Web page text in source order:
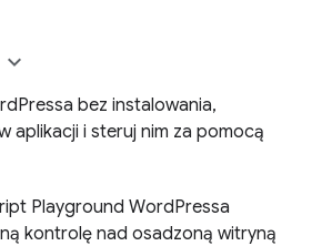
bez instalowania,
aplikacji i steruj nim za pomocą
Playground WordPressa
kontrolę nad osadzoną witryną